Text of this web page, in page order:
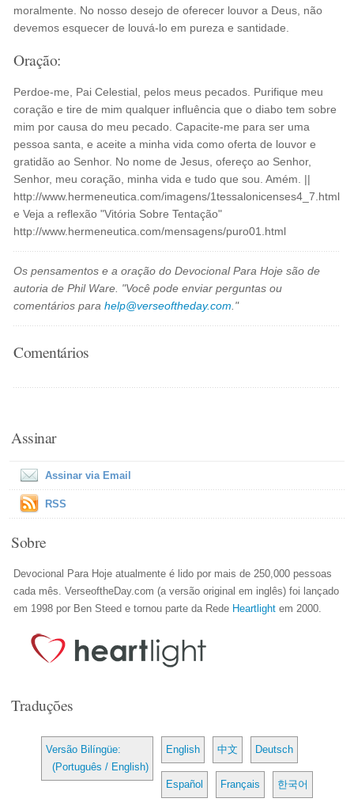
moralmente. No nosso desejo de oferecer louvor a Deus, não
devemos esquecer de louvá-lo em pureza e santidade.
Oração:
Perdoe-me, Pai Celestial, pelos meus pecados. Purifique meu
coração e tire de mim qualquer influência que o diabo tem sobre
mim por causa do meu pecado. Capacite-me para ser uma
pessoa santa, e aceite a minha vida como oferta de louvor e
gratidão ao Senhor. No nome de Jesus, ofereço ao Senhor,
Senhor, meu coração, minha vida e tudo que sou. Amém. ||
http://www.hermeneutica.com/imagens/1tessalonicenses4_7.html
e Veja a reflexão "Vitória Sobre Tentação"
http://www.hermeneutica.com/mensagens/puro01.html
Os pensamentos e a oração do Devocional Para Hoje são de
autoria de Phil Ware. "Você pode enviar perguntas ou
comentários parahelp@verseoftheday.com ."
Comentários
Assinar
Assinar via Email
RSS
Sobre
Devocional Para Hoje atualmente é lido por mais de 250,000 pessoas
cada mês. VerseoftheDay.com (a versão original em inglês) foi lançado
em 1998 por Ben Steed e tornou parte da Rede Heartlight em 2000.
Traduções
Versão Bilíngüe:
(Português / English)
English 中文 Deutsch
Español Français 한국어